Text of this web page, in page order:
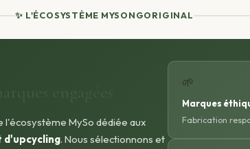
✨ L'ÉCOSYSTÈME MYSONGORIGINAL
engagées
l'écosystème MySo dédiée aux
d'upcycling. Nous sélectionnons et
🌱
Marques
Fabrication